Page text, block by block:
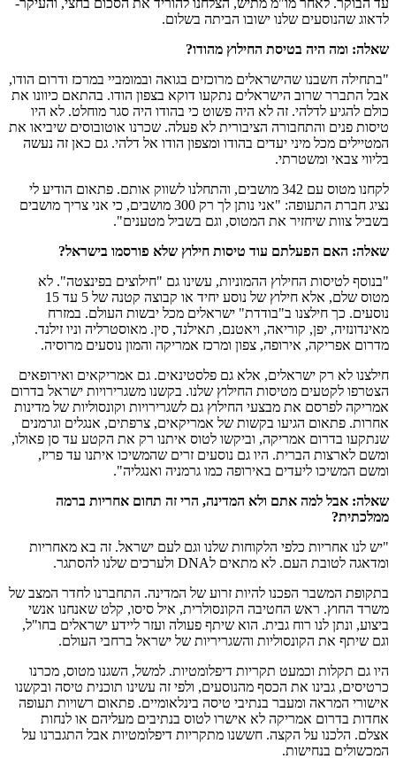
לדאוג שהנוסעים שלנו ישובו הביתה בשלום.
שאלה: ומה היה בטיסת החילוץ מהודו?
"בתחילה חשבנו שהישראלים מרוכזים בגואה ובמומביי במרכז ודרום הודו,
אבל התברר שרוב הישראלים נתקעו דוקא בצפון הודו. בהתאם כיוונו את
כולם להגיע לדלהי. זה לא היה פשוט כי בהודו היה סגר מוחלט. לא היו
טיסות פנים והתחבורה הציבורית לא פעלה. שכרנו אוטובוסים שיביאו את
המטיילים מכל מיני יעדים בהודו ומצפון הודו אל דלהי. גם כאן זה נעשה
בליווי צבאי ומשטרתי.
לקחנו מטוס עם 342 מושבים, והתחלנו לשווק אותם. פתאום הודיע לי
נציג חברת התעופה: "אני נותן לך רק 300 מושבים, כי אני צריך מושבים
בשביל צוות שיחזיר את המטוס, וגם בשביל מטענים".
שאלה: האם הפעלתם עוד טיסות חילוץ שלא פורסמו בישראל?
"בנוסף לטיסות החילוץ ההמוניות, עשינו גם "חילוצים בפינצטה". לא
מטוס שלם, אלא חילוץ של נוסע יחיד או קבוצה קטנה של 5 עד 15
נוסעים. כך חילצנו ב"בודדת" ישראלים מכל יבשות העולם. במזרח
מאינדונזיה, יפן, קוריאה, ויאטנם, תאילנד, סין. מאוסטרליה וניו זילנד.
מדרום אפריקה, אירופה, צפון ומרכז אמריקה והמון נוסעים מרוסיה.
חילצנו לא רק ישראלים, אלא גם פלסטינאים. גם אמריקאים ואירופאים
הצטרפו לקטעים מטיסות החילוץ שלנו. בקשנו משגרירויות ישראל בדרום
אמריקה לפרסם את מבצעי החילוץ גם לשגרירויות וקונסוליות של מדינות
אחרות. פתאום הגיעו בקשות של אמריקאים, צרפתים, אנגלים וגרמנים
שנתקעו בדרום אמריקה, וביקשו לטוס איתנו רק את הקטע עד סן פאולו,
ומשם לארצות הברית. היו גם נוסעים זרים שהמשיכו איתנו עד פריז,
ומשם המשיכו ליעדים באירופה כמו גרמניה ואנגליה".
שאלה: אבל למה אתם ולא המדינה, הרי זה תחום אחריות ברמה
ממלכתית?
"יש לנו אחריות כלפי הלקוחות שלנו וגם לעם ישראל. זה בא מאחריות
ומדאגה לטובת העם. לא מתאים לDNA ולערכים שלנו להסתגר.
בתקופת המשבר הפכנו להיות זרוע של המדינה. התחברנו לחדר המצב של
משרד החוץ. ראש החטיבה הקונסולרית, איל סיסו, קלט שאנחנו אנשי
ביצוע, ונתן לנו רוח גבית. הוא שיתף פעולה ועזר ליידע ישראלים בחו"ל,
וגם שיתף את הקונסוליות והשגריריות של ישראל ברחבי העולם.
היו גם תקלות וכמעט תקריות דיפלומטיות. למשל, השגנו מטוס, מכרנו
כרטיסים, גבינו את הכסף מהנוסעים, ולפי זה עשינו תוכנית טיסה ובקשנו
אישורי המראה ומעבר בנתיבי טיסה בינלאומיים. פתאום רשויות תעופה
אחדות בדרום אמריקה לא אישרו לטוס בנתיבים מעליהם או לנחות
אצלם. הלכנו על הקצה. חששנו מתקריות דיפלומטיות אבל התגברנו על
המכשולים בנחישות.